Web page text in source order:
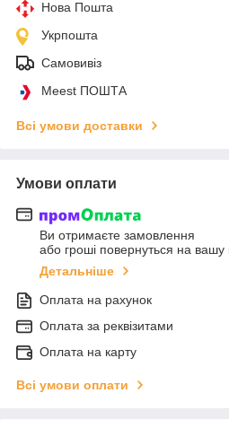
Нова Пошта
Укрпошта
Самовивіз
Meest ПОШТА
Всі умови доставки
Умови оплати
Ви отримаєте замовлення
або гроші повернуться на вашу
Детальніше
Оплата на рахунок
Оплата за реквізитами
Оплата на карту
Всі умови оплати